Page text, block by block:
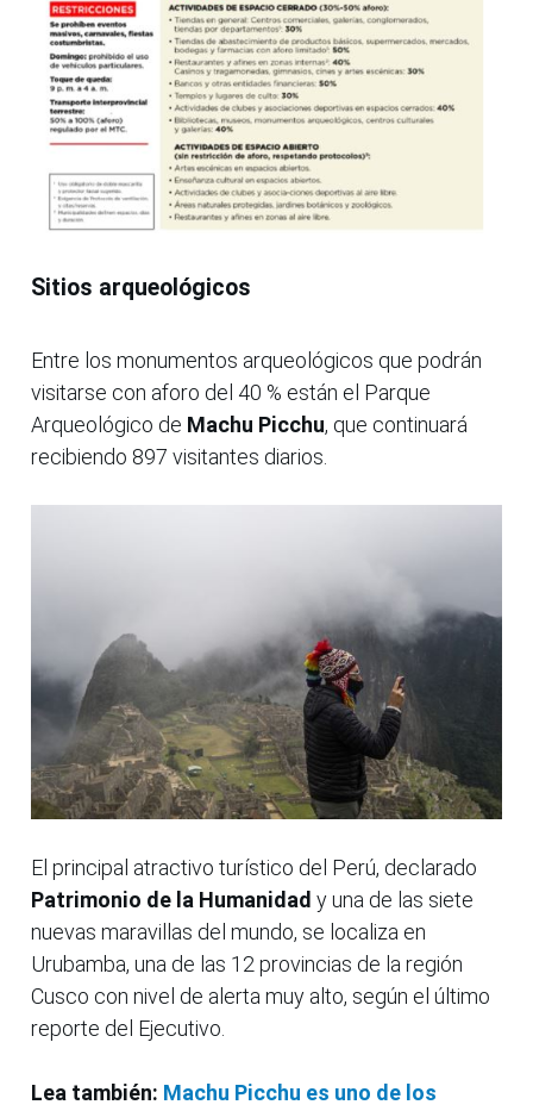
Sitios arqueológicos
Entre los monumentos arqueológicos que podrán
visitarse con aforo del 40 % están el Parque
Arqueológico de Machu Picchu, que continuará
recibiendo 897 visitantes diarios.
El principal atractivo turístico del Perú, declarado
Patrimonio de la Humanidad y una de las siete
nuevas maravillas del mundo, se localiza en
Urubamba, una de las 12 provincias de la región
Cusco con nivel de alerta muy alto, según el último
reporte del Ejecutivo.
Lea también: Machu Picchu es uno de los